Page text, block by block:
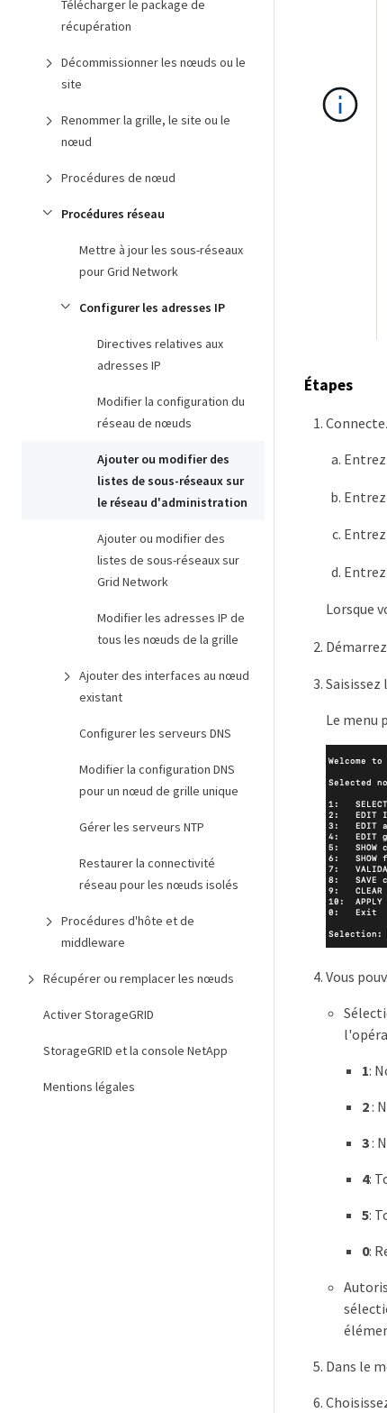
Télécharger le package de
récupération
Décommissionner les nœuds ou le
site
Renommer la grille, le site ou le
nœud
Procédures de nœud
Procédures réseau
Mettre à jour les sous-réseaux
pour Grid Network
Configurer les adresses IP
Directives relatives aux
adresses IP
Modifier la configuration du
réseau de nœuds
Ajouter ou modifier des
listes de sous-réseaux sur
le réseau d'administration
Ajouter ou modifier des
listes de sous-réseaux sur
Grid Network
Modifier les adresses IP de
tous les nœuds de la grille
Ajouter des interfaces au nœud
existant
Configurer les serveurs DNS
Modifier la configuration DNS
pour un nœud de grille unique
Gérer les serveurs NTP
Restaurer la connectivité
réseau pour les nœuds isolés
Procédures d'hôte et de
middleware
Récupérer ou remplacer les nœuds
Activer StorageGRID
StorageGRID et la console NetApp
Mentions légales
Étapes
Lorsque
Le menu
Vous
1:
2:
3:
4:
5:
0:
Dans le